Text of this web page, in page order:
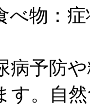
べ物：
病予防
す。自